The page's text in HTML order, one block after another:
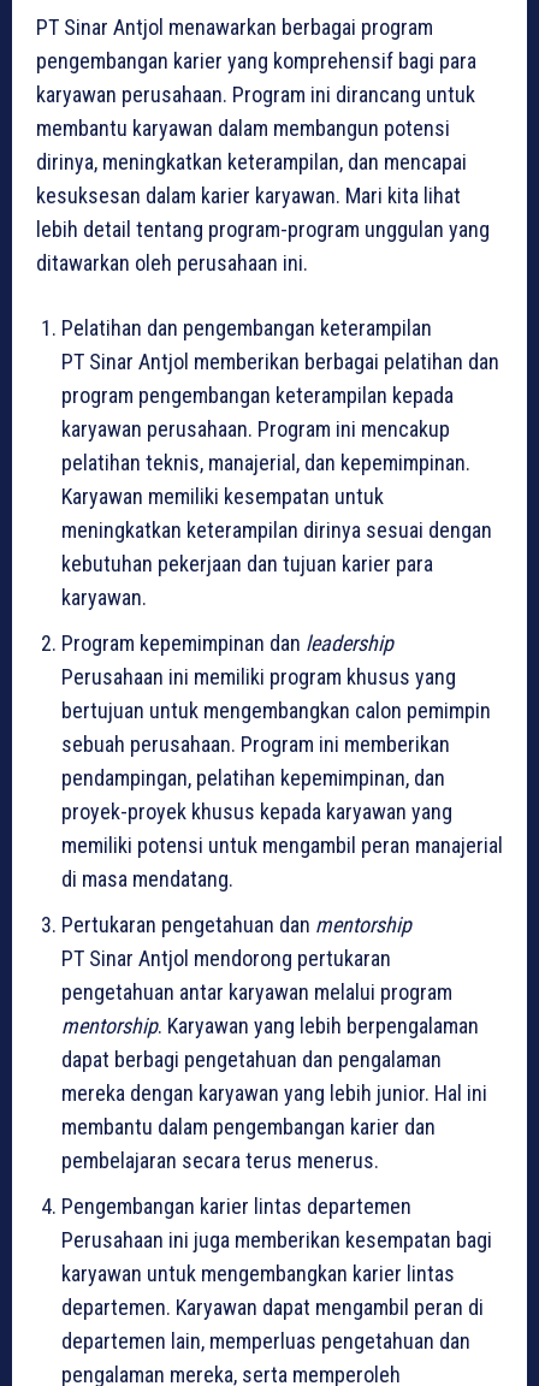
PT Sinar Antjol menawarkan berbagai program
pengembangan karier yang komprehensif bagi para
karyawan perusahaan. Program ini dirancang untuk
membantu karyawan dalam membangun potensi
dirinya, meningkatkan keterampilan, dan mencapai
kesuksesan dalam karier karyawan. Mari kita lihat
lebih detail tentang program-program unggulan yang
ditawarkan oleh perusahaan ini.
Pelatihan dan pengembangan keterampilan
PT Sinar Antjol memberikan berbagai pelatihan dan
program pengembangan keterampilan kepada
karyawan perusahaan. Program ini mencakup
pelatihan teknis, manajerial, dan kepemimpinan.
Karyawan memiliki kesempatan untuk
meningkatkan keterampilan dirinya sesuai dengan
kebutuhan pekerjaan dan tujuan karier para
karyawan.
Program kepemimpinan dan leadership
Perusahaan ini memiliki program khusus yang
bertujuan untuk mengembangkan calon pemimpin
sebuah perusahaan. Program ini memberikan
pendampingan, pelatihan kepemimpinan, dan
proyek-proyek khusus kepada karyawan yang
memiliki potensi untuk mengambil peran manajerial
di masa mendatang.
Pertukaran pengetahuan dan mentorship
PT Sinar Antjol mendorong pertukaran
pengetahuan antar karyawan melalui program
mentorship. Karyawan yang lebih berpengalaman
dapat berbagi pengetahuan dan pengalaman
mereka dengan karyawan yang lebih junior. Hal ini
membantu dalam pengembangan karier dan
pembelajaran secara terus menerus.
Pengembangan karier lintas departemen
Perusahaan ini juga memberikan kesempatan bagi
karyawan untuk mengembangkan karier lintas
departemen. Karyawan dapat mengambil peran di
departemen lain, memperluas pengetahuan dan
pengalaman mereka, serta memperoleh